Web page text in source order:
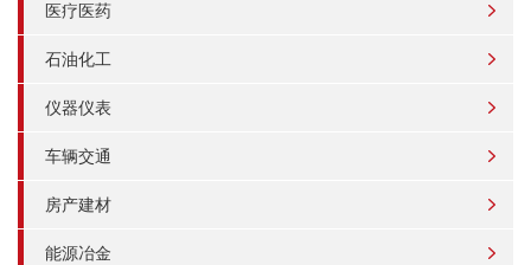
医疗医药
石油化工
仪器仪表
车辆交通
房产建材
能源冶金